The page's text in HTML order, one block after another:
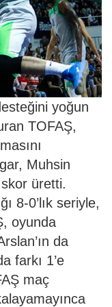
yoğun
TOFAŞ,
Muhsin
üretti.
8-0’lık seriyle,
oyunda
da
farkı 1’e
maç